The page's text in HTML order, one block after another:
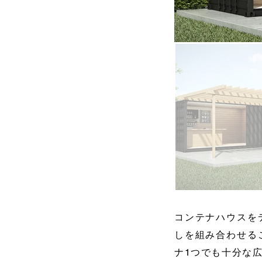
コンテナハウス
しを組み合わせ
ナ1つでも十分な